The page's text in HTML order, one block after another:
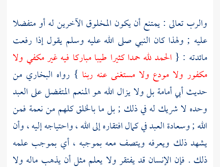
والرب تعالى : يمتنع أن يكون المخلوق الآخرين له أو متفضلا
عليه ; ولهذا كان النبي صلى الله عليه وسلم يقول إذا رفعت
مائدته : { الحمد لله حمدا كثيرا طيبا مباركا فيه غير مكفي ولا
مكفور ولا مودع ولا مستغنى عنه ربنا } رواه البخاري من
حديثأبي أمامةبل ولا يزال الله هو المنعم المتفضل على العبد
وحده لا شريك له في ذلك ; بل ما بالخلق كلهم من نعمة فمن
الله ; وسعادة العبد في كمال افتقاره إلى الله ، واحتياجه إليه ، وأن
يشهد ذلك ويعرفه ويتصف معه بموجبه ، أي بموجب علمه
ذلك . فإن الإنسان قد يفتقر ولا يعلم مثل أن يذهب ماله ولا